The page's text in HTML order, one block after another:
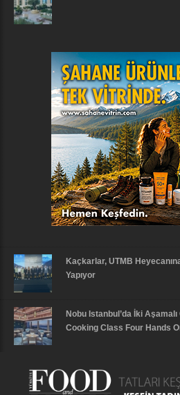
Kaçkarlar, UTMB
Yapıyor
Nobu Istanbul’da İki
Cooking Class Four Hands